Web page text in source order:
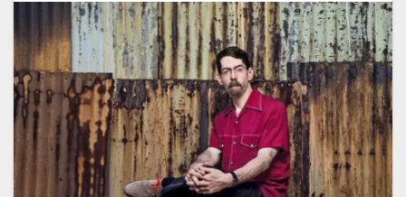
c
e
b
o
o
k
at
s
A
p
p
k
e
dI
n
ail n
di
vi
di